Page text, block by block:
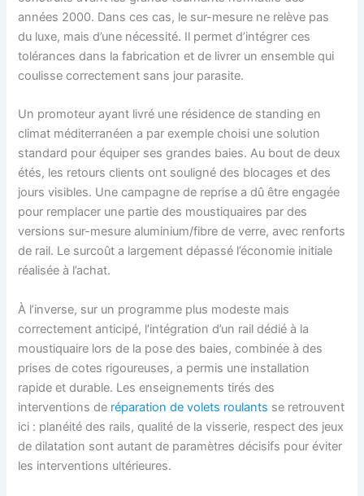
années 2000. Dans ces cas, le sur-mesure ne relève pas
du luxe, mais d’une nécessité. Il permet d’intégrer ces
tolérances dans la fabrication et de livrer un ensemble qui
coulisse correctement sans jour parasite.
Un promoteur ayant livré une résidence de standing en
climat méditerranéen a par exemple choisi une solution
standard pour équiper ses grandes baies. Au bout de deux
étés, les retours clients ont souligné des blocages et des
jours visibles. Une campagne de reprise a dû être engagée
pour remplacer une partie des moustiquaires par des
versions sur-mesure aluminium/fibre de verre, avec renforts
de rail. Le surcoût a largement dépassé l’économie initiale
réalisée à l’achat.
À l’inverse, sur un programme plus modeste mais
correctement anticipé, l’intégration d’un rail dédié à la
moustiquaire lors de la pose des baies, combinée à des
prises de cotes rigoureuses, a permis une installation
rapide et durable. Les enseignements tirés des
interventions de réparation de volets roulants se retrouvent
ici : planéité des rails, qualité de la visserie, respect des jeux
de dilatation sont autant de paramètres décisifs pour éviter
les interventions ultérieures.